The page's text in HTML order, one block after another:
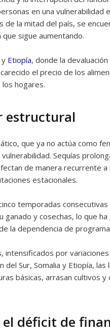
en una vulnerabilidad
de la mitad del país, se
sigue aumentando.
y Etiopía, donde la
el precio de los
hogares.
estructural
que ya no actúa como
Sequías
de manera recurrente a
estacionales.
temporadas consecutivas
y cosechas, lo que
la dependencia de
por variaciones
Sur, Somalia y Etiopía,
básicas, arrasan cultivos y
déficit de